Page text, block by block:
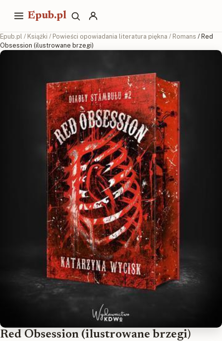
Epub.pl
Epub.pl / Książki / Powieści opowiadania literatura piękna / Romans / Red
Obsession (ilustrowane brzegi)
Red Obsession (ilustrowane brzegi)